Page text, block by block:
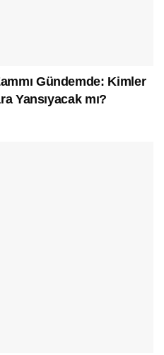
Gündemde: Kimler
Yansıyacak mı?